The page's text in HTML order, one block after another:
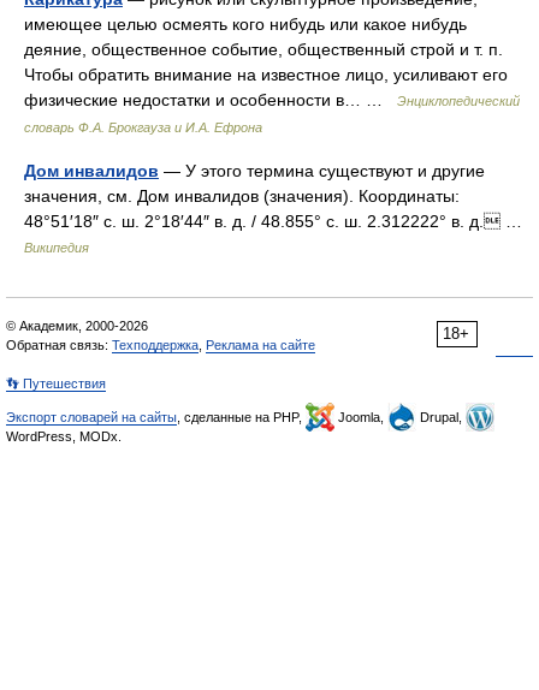
имеющее целью осмеять кого нибудь или какое нибудь
деяние, общественное событие, общественный строй и т. п.
Чтобы обратить внимание на известное лицо, усиливают его
физические недостатки и особенности в… …
Энциклопедический
словарь Ф.А. Брокгауза и И.А. Ефрона
Дом инвалидов — У этого термина существуют и другие
значения, см. Дом инвалидов (значения). Координаты:
48°51′18″ с. ш. 2°18′44″ в. д. / 48.855° с. ш. 2.312222° в. д. …
Википедия
18+
© Академик, 2000-2026
Обратная связь: Техподдержка Реклама на сайте
👣 Путешествия
Экспорт словарей на сайты , сделанные на PHP, Joomla,
Drupal,
WordPress, MODx.